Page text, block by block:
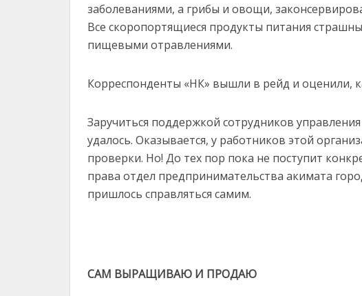
заболеваниями, а грибы и овощи,
Все скоропортящиеся продукты питания
пищевыми отравлениями.
Корреспонденты «НК» вышли в рейд и оценили,
Заручиться поддержкой сотрудников
удалось. Оказывается, у работников этой
проверки. Но! До тех пор пока не поступит
права отдел предпринимательства акимата
пришлось справляться самим.
САМ ВЫРАЩИВАЮ И ПРОДАЮ